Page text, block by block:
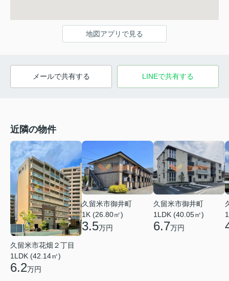
地図アプリで見る
メールで共有する LINEで共有する
近隣の物件
久留米市花畑２丁目
1LDK (42.14㎡)
6.2万円
久留米市御井町
1K (26.80㎡)
3.5万円
久留米市御井町
1LDK (40.05㎡)
6.7万円